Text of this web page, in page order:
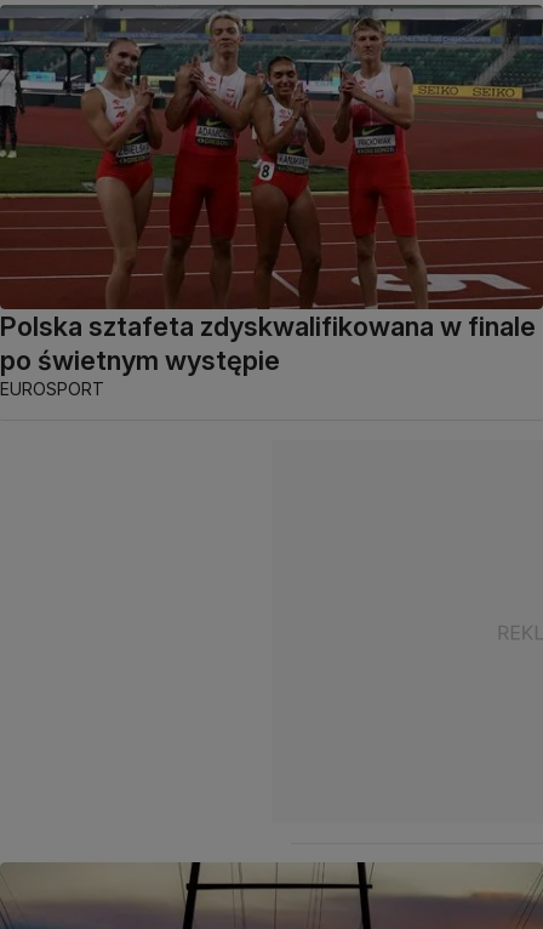
Polska sztafeta zdyskwalifikowana w finale
po świetnym występie
EUROSPORT